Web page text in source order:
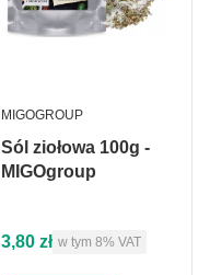
Sól ziołowa 100g -
MIGOgroup
PRODUCENT
MIGOGROUP
Cena brutto
3,80 zł w tym %s VAT
w tym 8% VAT